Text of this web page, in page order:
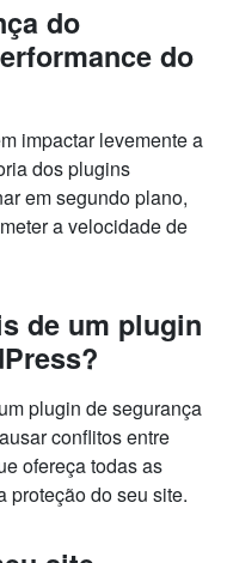
do
do
impactar levemente a
dos plugins
em segundo plano,
a velocidade de
de um plugin
plugin de segurança
conflitos entre
ofereça todas as
proteção do seu site.